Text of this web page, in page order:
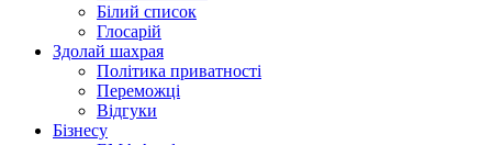
Білий список
Глосарій
Здолай шахрая
Політика приватності
Переможцi
Відгуки
Бізнесу